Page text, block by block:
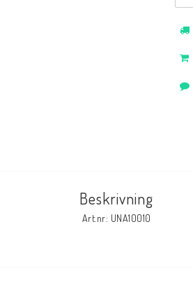
Beskrivning
Art.nr: UNA10010